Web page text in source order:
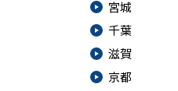
宮城
千葉
滋賀
京都